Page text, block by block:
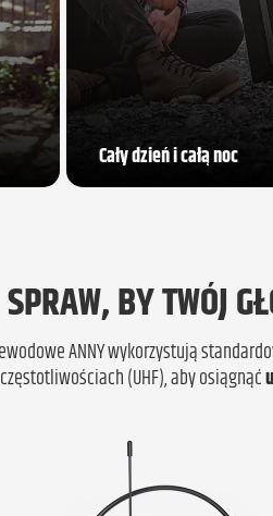
Cały dzień i całą noc
SPRAW, BY TWÓJ
ANNY wykorzystują
(UHF), aby osiągnąć